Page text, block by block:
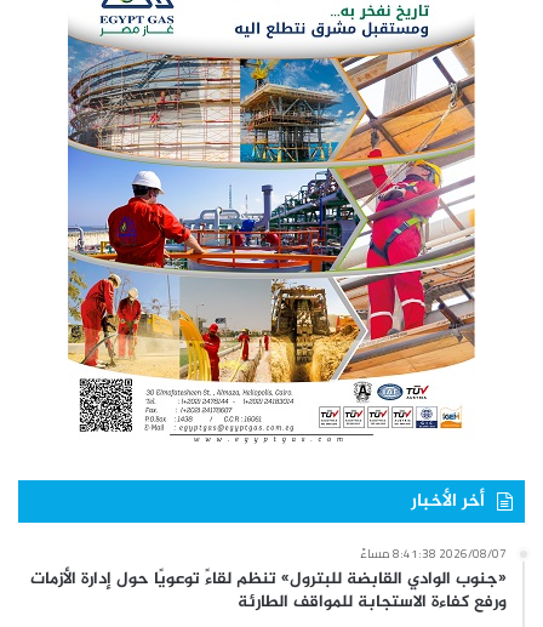
أخر الأخبار
2026/08/07 8:41:38 مساءً
«جنوب الوادي القابضة للبترول» تنظم لقاءً توعويًا حول إدارة الأزمات
ورفع كفاءة الاستجابة للمواقف الطارئة